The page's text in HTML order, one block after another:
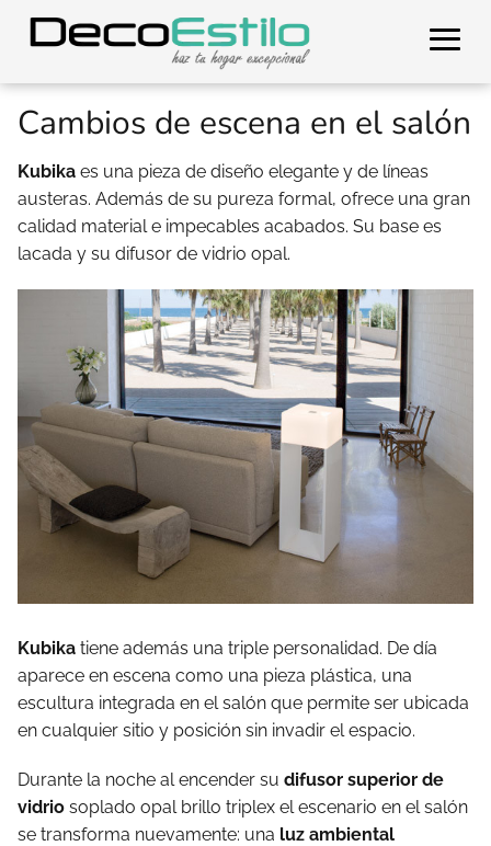
Cambios de escena en el salón
Kubika es una pieza de diseño elegante y de líneas
austeras. Además de su pureza formal, ofrece una gran
calidad material e impecables acabados. Su base es
lacada y su difusor de vidrio opal.
Kubika tiene además una triple personalidad. De día
aparece en escena como una pieza plástica, una
escultura integrada en el salón que permite ser ubicada
en cualquier sitio y posición sin invadir el espacio.
Durante la noche al encender su difusor superior de
vidrio soplado opal brillo triplex el escenario en el salón
se transforma nuevamente: una luz ambiental